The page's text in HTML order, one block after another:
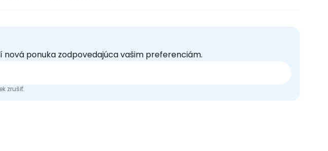
ponuka zodpovedajúca vašim preferenciám.
zrušiť.